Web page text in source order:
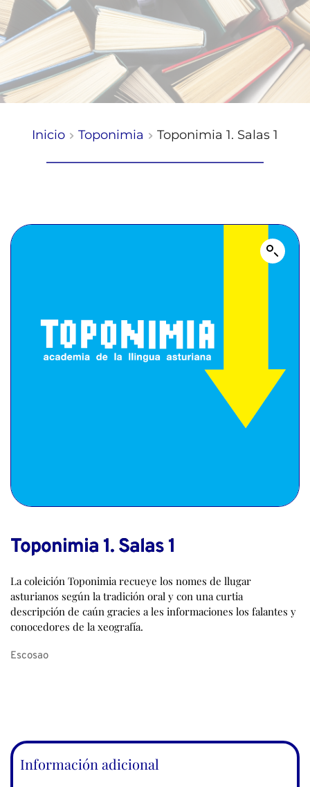
Inicio Toponimia Toponimia 1. Salas 1
Toponimia 1. Salas 1
La coleición Toponimia recueye los nomes de llugar
asturianos según la tradición oral y con una curtia
descripción de caún gracies a les informaciones los falantes y
conocedores de la xeografía.
Escosao
Información adicional